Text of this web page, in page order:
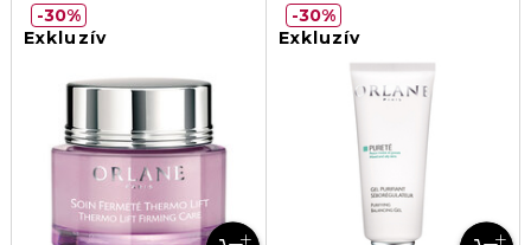
Exkluzív
30%
Exkluzív
30%